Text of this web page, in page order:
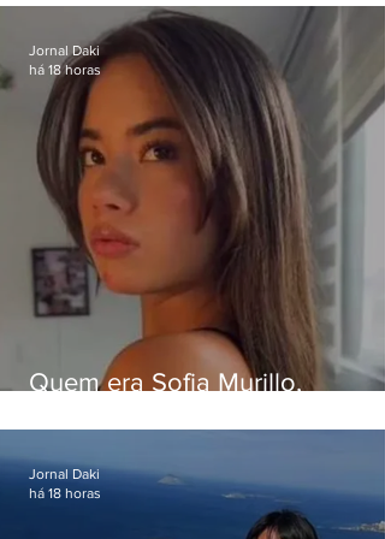
da Band
Quem era Sofia Murillo,
em queda de helicóptero no
Jornal Daki
há 18 horas
Jornal Daki
há 18 horas